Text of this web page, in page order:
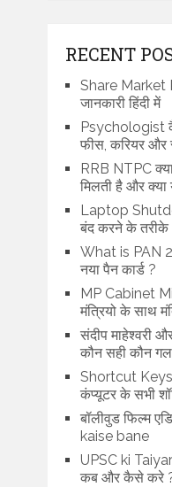
RECENT
Share Market
जानकारी हिंदी में
Psychologist
फीस, करियर और
RRB NTPC
मिलती है और क्या
Laptop
बंद करने के तरीके
What is PAN
नया पैन कार्ड ?
MP Cabinet
मंत्रियो के साथ
संदीप माहेश्वरी
कौन सही कौन
Shortcut
कंप्यूटर के सभी
बॉलीवुड फिल्म
kaise bane
UPSC ki
कब और कैसे करे